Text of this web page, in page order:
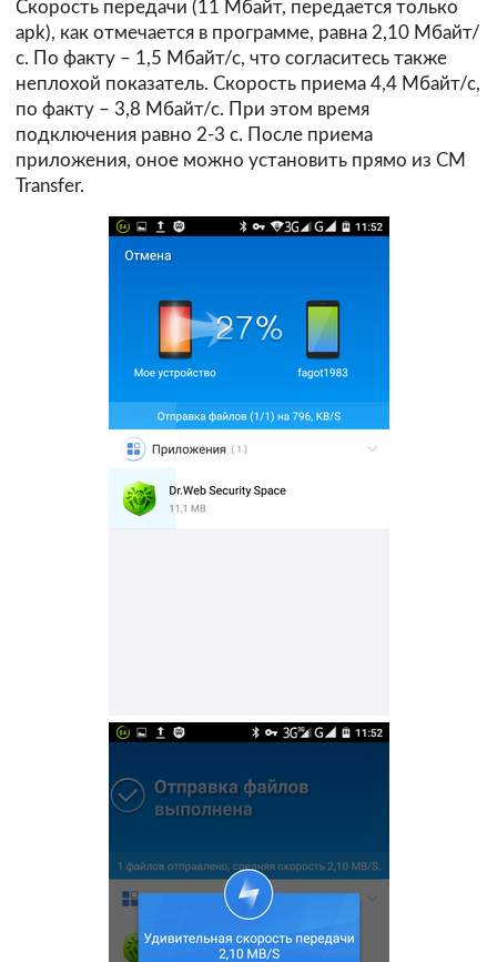
Скорость передачи (11 Мбайт, передается только
apk), как отмечается в программе, равна 2,10 Мбайт/
с. По факту – 1,5 Мбайт/с, что согласитесь также
неплохой показатель. Скорость приема 4,4 Мбайт/с,
по факту – 3,8 Мбайт/с. При этом время
подключения равно 2-3 с. После приема
приложения, оное можно установить прямо из CM
Transfer.